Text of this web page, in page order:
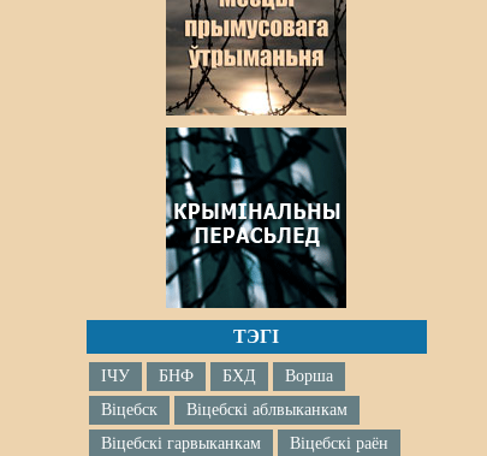
ТЭГІ
ІЧУ БНФ БХД
Ворша
Віцебск
Віцебскі аблвыканкам
Віцебскі гарвыканкам
Віцебскі раён